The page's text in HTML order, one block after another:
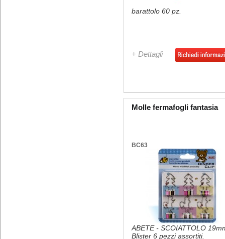
barattolo 60 pz.
+ Dettagli
Molle fermafogli fantasia
BC63
ABETE - SCOIATTOLO
Blister 6 pezzi assortiti.